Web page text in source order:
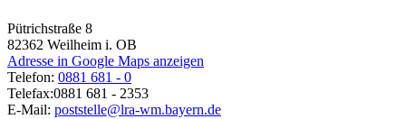
Pütrichstraße 8
82362 Weilheim i. OB
Adresse in Google Maps anzeigen
Telefon: 0881 681 - 0
Telefax:0881 681 - 2353
E-Mail: poststelle@lra-wm.bayern.de